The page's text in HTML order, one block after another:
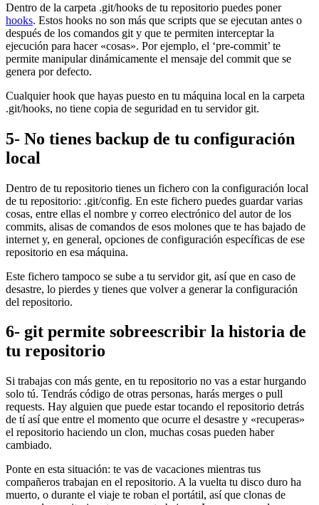
Dentro de la carpeta .git/hooks de tu repositorio puedes poner
hooks. Estos hooks no son más que scripts que se ejecutan antes o
después de los comandos git y que te permiten interceptar la
ejecución para hacer «cosas». Por ejemplo, el ‘pre-commit’ te
permite manipular dinámicamente el mensaje del commit que se
genera por defecto.
Cualquier hook que hayas puesto en tu máquina local en la carpeta
.git/hooks, no tiene copia de seguridad en tu servidor git.
5- No tienes backup de tu configuración
local
Dentro de tu repositorio tienes un fichero con la configuración local
de tu repositorio: .git/config. En este fichero puedes guardar varias
cosas, entre ellas el nombre y correo electrónico del autor de los
commits, alisas de comandos de esos molones que te has bajado de
internet y, en general, opciones de configuración específicas de ese
repositorio en esa máquina.
Este fichero tampoco se sube a tu servidor git, así que en caso de
desastre, lo pierdes y tienes que volver a generar la configuración
del repositorio.
6- git permite sobreescribir la historia de
tu repositorio
Si trabajas con más gente, en tu repositorio no vas a estar hurgando
solo tú. Tendrás código de otras personas, harás merges o pull
requests. Hay alguien que puede estar tocando el repositorio detrás
de tí así que entre el momento que ocurre el desastre y «recuperas»
el repositorio haciendo un clon, muchas cosas pueden haber
cambiado.
Ponte en esta situación: te vas de vacaciones mientras tus
compañeros trabajan en el repositorio. A la vuelta tu disco duro ha
muerto, o durante el viaje te roban el portátil, así que clonas de